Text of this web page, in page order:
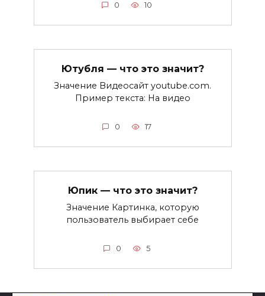
0 10
Ютубля — что это значит?
Значение Видеосайт youtube.com.
Пример текста: На видео
0 17
Юпик — что это значит?
Значение Картинка, которую
пользователь выбирает себе
0 5